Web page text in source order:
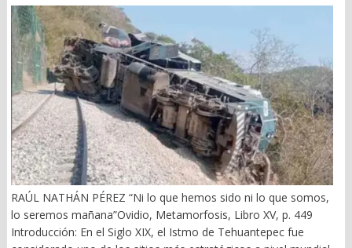
RAÚL NATHÁN PÉREZ “Ni lo que hemos sido ni lo que somos,
lo seremos mañana”Ovidio, Metamorfosis, Libro XV, p. 449
Introducción: En el Siglo XIX, el Istmo de Tehuantepec fue